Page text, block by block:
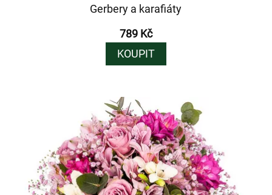
Gerbery a karafiáty
789 Kč
KOUPIT